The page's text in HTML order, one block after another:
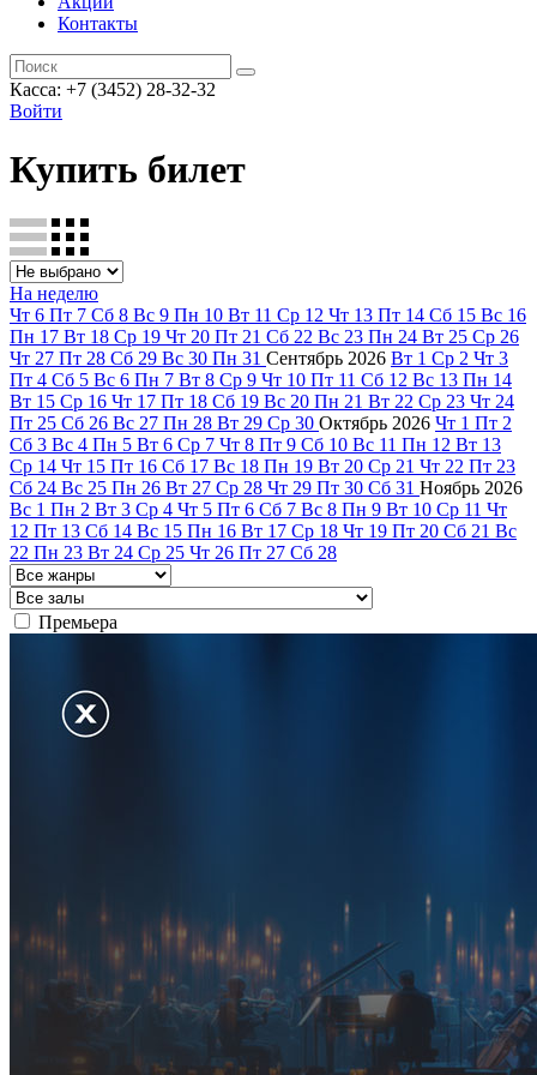
Контакты
Касса: +7 (3452) 28-32-32
Войти
Купить билет
На неделю
Чт 6 Пт 7 Сб 8 Вс 9 Пн 10 Вт 11 Ср 12 Чт 13 Пт 14 Сб 15 Вс 16
Пн 17 Вт 18 Ср 19 Чт 20 Пт 21 Сб 22 Вс 23 Пн 24 Вт 25 Ср 26
Чт 27 Пт 28 Сб 29 Вс 30 Пн 31 Сентябрь 2026 Вт 1 Ср 2 Чт 3
Пт 4 Сб 5 Вс 6 Пн 7 Вт 8 Ср 9 Чт 10 Пт 11 Сб 12 Вс 13 Пн 14
Вт 15 Ср 16 Чт 17 Пт 18 Сб 19 Вс 20 Пн 21 Вт 22 Ср 23 Чт 24
Пт 25 Сб 26 Вс 27 Пн 28 Вт 29 Ср 30 Октябрь 2026 Чт 1 Пт 2
Сб 3 Вс 4 Пн 5 Вт 6 Ср 7 Чт 8 Пт 9 Сб 10 Вс 11 Пн 12 Вт 13
Ср 14 Чт 15 Пт 16 Сб 17 Вс 18 Пн 19 Вт 20 Ср 21 Чт 22 Пт 23
Сб 24 Вс 25 Пн 26 Вт 27 Ср 28 Чт 29 Пт 30 Сб 31 Ноябрь 2026
Вс 1 Пн 2 Вт 3 Ср 4 Чт 5 Пт 6 Сб 7 Вс 8 Пн 9 Вт 10 Ср 11 Чт
12 Пт 13 Сб 14 Вс 15 Пн 16 Вт 17 Ср 18 Чт 19 Пт 20 Сб 21 Вс
22 Пн 23 Вт 24 Ср 25 Чт 26 Пт 27 Сб 28
Премьера